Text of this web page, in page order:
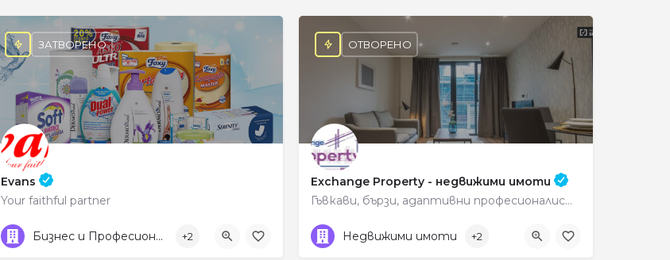
Evans
Your faithful partner
0745 600 09
ЗАТВОРЕНО
Бизнес и Професионални услуги +2
Exchange Property - недвижими имоти
Гъвкави, бързи, адаптивни професионалисти
088 450 3030
ОТВОРЕНО
Недвижими имоти +2